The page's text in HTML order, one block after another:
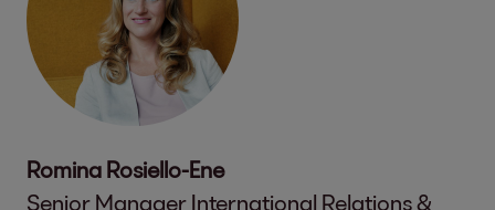
Romina Rosiello-Ene
Senior Manager International Relations &